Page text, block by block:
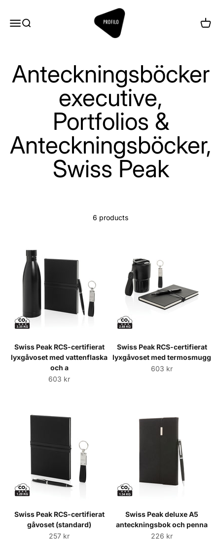
MenuSearch
Profilo
Cart
Anteckningsböcker
executive,
Portfolios &
Anteckningsböcker,
Swiss Peak
6 products
Swiss Peak RCS-certifierat
lyxgåvoset med vattenflaska
och a
Sale price
603 kr
Swiss Peak RCS-certifierat
lyxgåvoset med termosmugg
Sale price
603 kr
Swiss Peak RCS-certifierat
gåvoset (standard)
Sale price
257 kr
Swiss Peak deluxe A5
anteckningsbok och penna
Sale price
226 kr